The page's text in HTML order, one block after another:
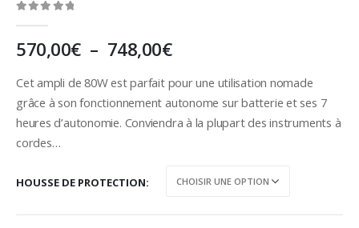
570,00€ – 748,00€Plage
prix :
570,00€
à
748,00€
Cet ampli de 80W est parfait pour une utilisation nomade
grâce à son fonctionnement autonome sur batterie et ses 7
heures d’autonomie. Conviendra à la plupart des instruments à
cordes…
HOUSSE DE PROTECTION